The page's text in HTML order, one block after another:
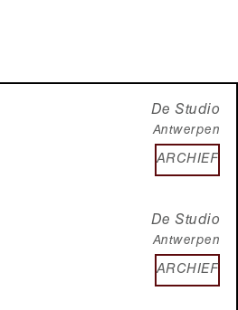
De Studio
Antwerpen
ARCHIEF
De Studio
Antwerpen
ARCHIEF